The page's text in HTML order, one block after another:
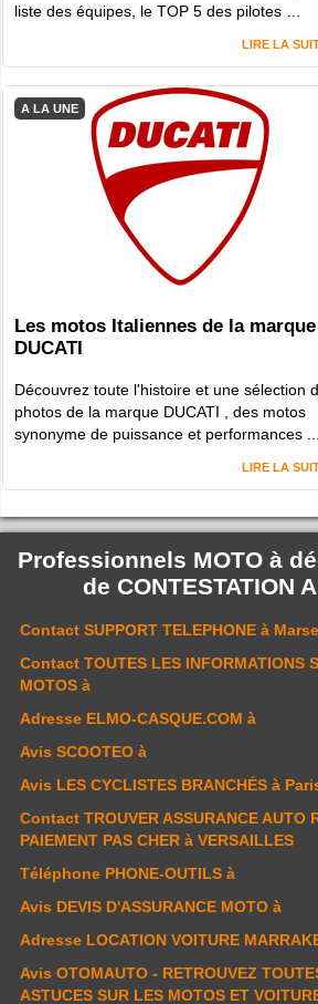
liste des équipes, le TOP 5 des pilotes …
LIRE LA
A LA UNE
Les motos Italiennes de la marque
DUCATI
Découvrez toute l'histoire et une sélection
photos de la marque DUCATI , des motos
synonyme de puissance et performances ...
LIRE LA
Professionnels MOTO à
de CONTESTATION
Contact SUPPORT TELEPHONE à
Contact TOUTES LES INFORMATIONS
MOTOS à
Adresse ELMO-CASQUE.COM à
Avis SCOOTEO à
Avis LES CYCLISTES BRANCHÉS à
Contact TROUVER ASSURANCE AUTO
PAIEMENT PAS CHER à VERSAILLES
Téléphone PHONE-OUTILS à
Avis DEVIS D'ASSURANCE MOTO à
Adresse LOCATION VOITURE
Avis OTOMAUTO - RETROUVEZ
ASTUCES SUR LES MOTOS ET